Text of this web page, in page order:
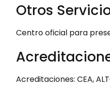
Otros
Centro oficial para
Acreditaciones: CEA,